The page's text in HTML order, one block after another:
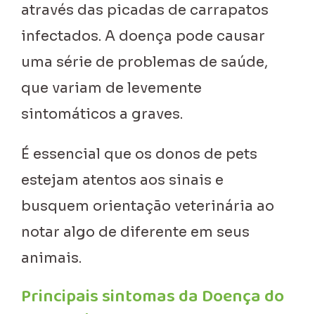
através das picadas de carrapatos
infectados. A doença pode causar
uma série de problemas de saúde,
que variam de levemente
sintomáticos a graves.
É essencial que os donos de pets
estejam atentos aos sinais e
busquem orientação veterinária ao
notar algo de diferente em seus
animais.
Principais sintomas da Doença do